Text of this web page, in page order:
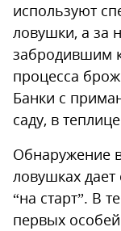
используют
ловушки, а за
забродившим
процесса
Банки с
саду, в
Обнаружение
ловушках дает
“на старт”. В
первых